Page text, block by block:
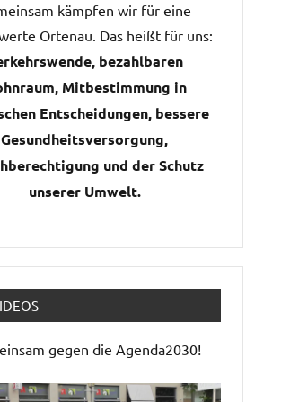
kämpfen wir für eine
Ortenau. Das heißt für uns:
bezahlbaren
Mitbestimmung in
Entscheidungen, bessere
Gesundheitsversorgung,
und der Schutz
unserer Umwelt.
gegen die Agenda2030!